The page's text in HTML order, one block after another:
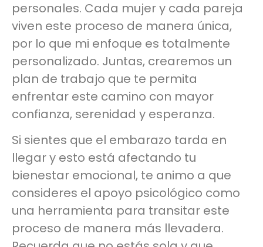
personales. Cada mujer y cada pareja
viven este proceso de manera única,
por lo que mi enfoque es totalmente
personalizado. Juntas, crearemos un
plan de trabajo que te permita
enfrentar este camino con mayor
confianza, serenidad y esperanza.
Si sientes que el embarazo tarda en
llegar y esto está afectando tu
bienestar emocional, te animo a que
consideres el apoyo psicológico como
una herramienta para transitar este
proceso de manera más llevadera.